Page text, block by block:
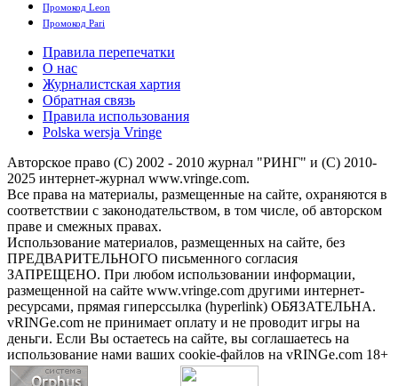
Промокод Leon
Промокод Pari
Правила перепечатки
О нас
Журналистская хартия
Обратная связь
Правила использования
Polska wersja Vringe
Авторское право (С) 2002 - 2010 журнал "РИНГ" и (С) 2010-
2025 интернет-журнал www.vringe.com.
Все права на материалы, размещенные на сайте, охраняются в
соответствии с законодательством, в том числе, об авторском
праве и смежных правах.
Использование материалов, размещенных на сайте, без
ПРЕДВАРИТЕЛЬНОГО письменного согласия
ЗАПРЕЩЕНО. При любом использовании информации,
размещенной на сайте www.vringe.com другими интернет-
ресурсами, прямая гиперссылка (hyperlink) ОБЯЗАТЕЛЬНА.
vRINGe.com не принимает оплату и не проводит игры на
деньги. Если Вы остаетесь на сайте, вы соглашаетесь на
использование нами ваших cookie-файлов на vRINGe.com 18+